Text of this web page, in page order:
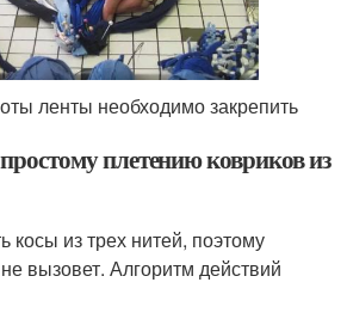
ленты необходимо закрепить
плетению ковриков из
косы из трех нитей, поэтому
вызовет. Алгоритм действий